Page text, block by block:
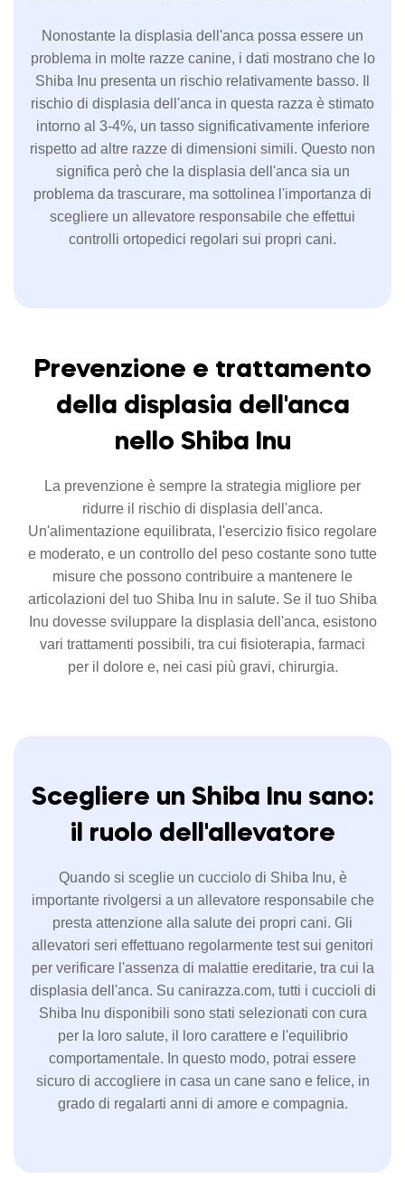
Nonostante la displasia dell'anca possa essere un
problema in molte razze canine, i dati mostrano che lo
Shiba Inu presenta un rischio relativamente basso. Il
rischio di displasia dell'anca in questa razza è stimato
intorno al 3-4%, un tasso significativamente inferiore
rispetto ad altre razze di dimensioni simili. Questo non
significa però che la displasia dell'anca sia un
problema da trascurare, ma sottolinea l'importanza di
scegliere un allevatore responsabile che effettui
controlli ortopedici regolari sui propri cani.
Prevenzione e trattamento
della displasia dell'anca
nello Shiba Inu
La prevenzione è sempre la strategia migliore per
ridurre il rischio di displasia dell'anca.
Un'alimentazione equilibrata, l'esercizio fisico regolare
e moderato, e un controllo del peso costante sono tutte
misure che possono contribuire a mantenere le
articolazioni del tuo Shiba Inu in salute. Se il tuo Shiba
Inu dovesse sviluppare la displasia dell'anca, esistono
vari trattamenti possibili, tra cui fisioterapia, farmaci
per il dolore e, nei casi più gravi, chirurgia.
Scegliere un Shiba Inu sano:
il ruolo dell'allevatore
Quando si sceglie un cucciolo di Shiba Inu, è
importante rivolgersi a un allevatore responsabile che
presta attenzione alla salute dei propri cani. Gli
allevatori seri effettuano regolarmente test sui genitori
per verificare l'assenza di malattie ereditarie, tra cui la
displasia dell'anca. Su canirazza.com, tutti i cuccioli di
Shiba Inu disponibili sono stati selezionati con cura
per la loro salute, il loro carattere e l'equilibrio
comportamentale. In questo modo, potrai essere
sicuro di accogliere in casa un cane sano e felice, in
grado di regalarti anni di amore e compagnia.